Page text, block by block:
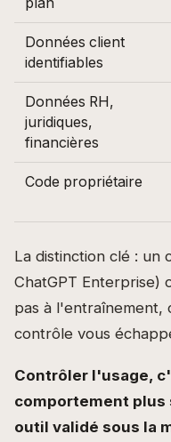
Données client
identifiables
Données RH,
juridiques,
financières
Code propriétaire
La distinction clé : un
ChatGPT Enterprise)
pas à
contrôle vous
Contrôler l'usage,
comportement plus
outil validé sous la